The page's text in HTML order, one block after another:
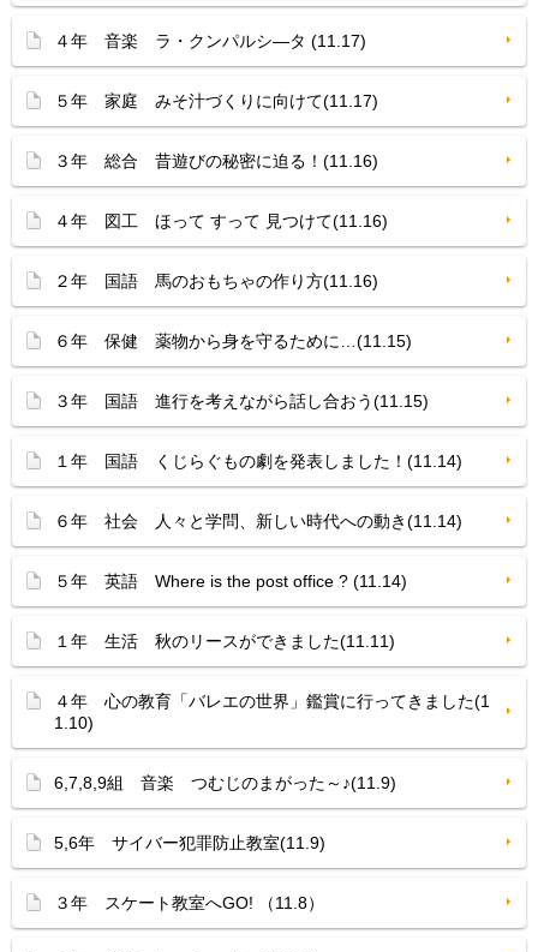
４年 音楽 ラ・クンパルシ—タ (11.17)
５年 家庭 みそ汁づくりに向けて(11.17)
３年 総合 昔遊びの秘密に迫る！(11.16)
４年 図工 ほって すって 見つけて(11.16)
２年 国語 馬のおもちゃの作り方(11.16)
６年 保健 薬物から身を守るために…(11.15)
３年 国語 進行を考えながら話し合おう(11.15)
１年 国語 くじらぐもの劇を発表しました！(11.14)
６年 社会 人々と学問、新しい時代への動き(11.14)
５年 英語 Where is the post office ? (11.14)
１年 生活 秋のリースができました(11.11)
４年 心の教育「バレエの世界」鑑賞に行ってきました(1
1.10)
6,7,8,9組 音楽 つむじのまがった～♪(11.9)
5,6年 サイバー犯罪防止教室(11.9)
３年 スケート教室へGO! （11.8）